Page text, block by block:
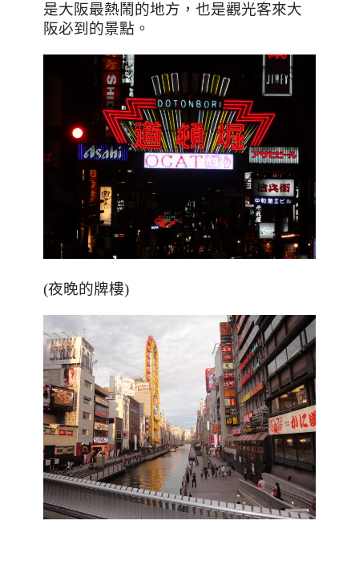
是大阪最熱鬧的地方，也是觀光客來大
阪必到的景點。
(夜晚的牌樓)